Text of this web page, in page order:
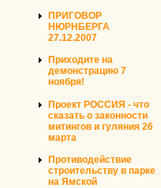
ПРИГОВОР
НЮРНБЕРГА
27.12.2007
Приходите на
демонстрацию 7
ноября!
Проект РОССИЯ - что
сказать о законности
митингов и гуляния 26
марта
Противодействие
строительству в парке
на Ямской